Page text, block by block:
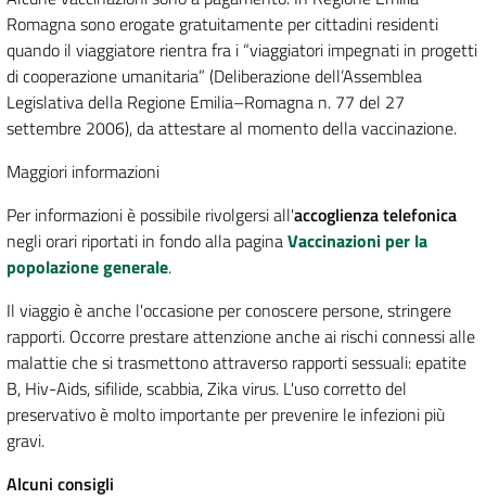
Romagna sono erogate gratuitamente per cittadini residenti
quando il viaggiatore rientra fra i “viaggiatori impegnati in progetti
di cooperazione umanitaria” (Deliberazione dell’Assemblea
Legislativa della Regione Emilia–Romagna n. 77 del 27
settembre 2006), da attestare al momento della vaccinazione.
Maggiori informazioni
Per informazioni è possibile rivolgersi all'accoglienza telefonica
negli orari riportati in fondo alla paginaVaccinazioni per la
popolazione generale.
Il viaggio è anche l'occasione per conoscere persone, stringere
rapporti. Occorre prestare attenzione anche ai rischi connessi alle
malattie che si trasmettono attraverso rapporti sessuali: epatite
B, Hiv-Aids, sifilide, scabbia, Zika virus. L'uso corretto del
preservativo è molto importante per prevenire le infezioni più
gravi.
Alcuni consigli